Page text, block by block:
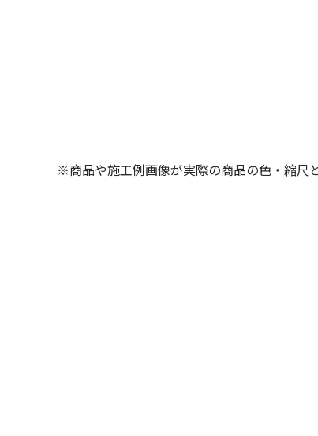
※商品や施工例画像が実際の商品の色・縮尺